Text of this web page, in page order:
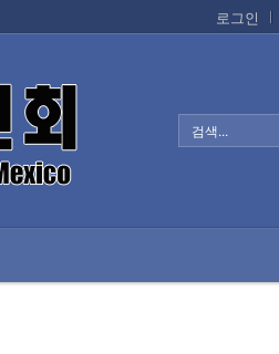
로그인